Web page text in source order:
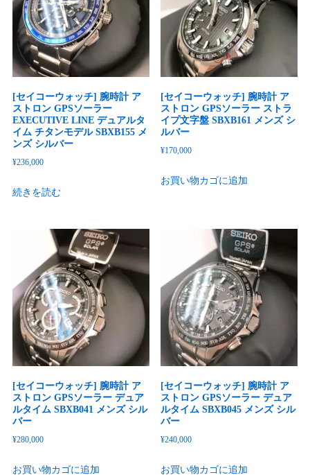
[セイコーウォッチ] 腕時計 ア
ストロン GPSソーラー
EXECUTIVE LINE デュアルタ
イム チタンモデル SBXB155 メ
ンズ シルバー
¥236,000
続きを読む
[セイコーウォッチ] 腕時計 ア
ストロン GPSソーラー ストラ
イプ文字盤 SBXB161 メンズ シ
ルバー
¥170,000
お買い物カゴに追加
[セイコーウォッチ] 腕時計 ア
ストロン GPSソーラー デュア
ルタイム SBXB041 メンズ シル
バー
¥280,000
お買い物カゴに追加
[セイコーウォッチ] 腕時計 ア
ストロン GPSソーラー デュア
ルタイム SBXB045 メンズ シル
バー
¥240,000
お買い物カゴに追加